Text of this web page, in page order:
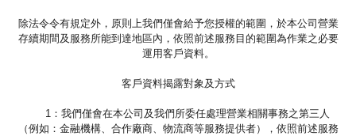
除法令令有規定外，原則上我們僅會給予您授權的範圍，於本公司營業
存續期間及服務所能到達地區內，依照前述服務目的範圍為作業之必要
運用客戶資料。
客戶資料揭露對象及方式
1：我們僅會在本公司及我們所委任處理營業相關事務之第三人
（例如：金融機構、合作廠商、物流商等服務提供者），依照前述服務